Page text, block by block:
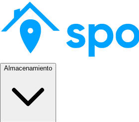
Almacenamiento